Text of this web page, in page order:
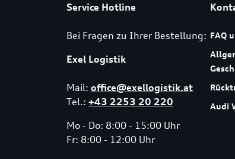
Service Hotline
Bei Fragen zu Ihrer Bestellung:
Exel Logistik
Mail: office@exellogistik.at
Tel.: +43 2253 20 220
Mo - Do: 8:00 - 15:00 Uhr
Fr: 8:00 - 12:00 Uhr
FAQ
Audi